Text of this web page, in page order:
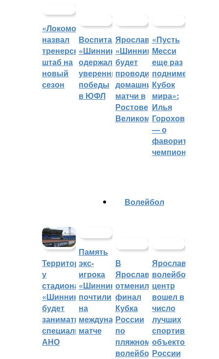
«Локомотив»
назвал
тренерский
штаб на
новый
сезон
Воспитанники
«Шинника»
одержали
уверенные
победы
в ЮФЛ
Ярославский
«Шинник»
будет
проводить
домашние
матчи в
Ростове
Великом
«Пусть
Месси
еще раз
поднимет
Кубок
мира»:
Илья
Горохов
— о
фаворитах
чемпионата
Территорией
у
стадиона
«Шинник»
будет
заниматься
специальное
АНО
Память
экс-
игрока
«Шинника»
почтили
на
международном
матче
Волейбол
В
Ярославле
отменили
финал
Кубка
России
по
пляжному
волейболу
Ярославский
волейбольный
центр
вошел в
число
лучших
спортивных
объектов
России